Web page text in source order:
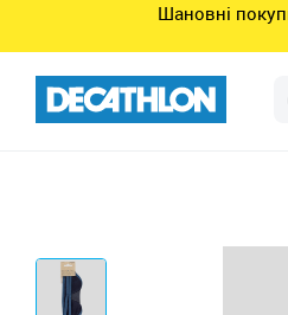
Шановні